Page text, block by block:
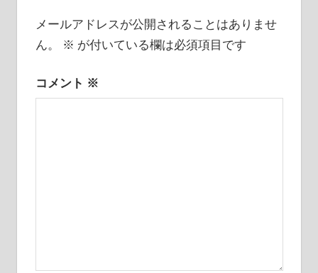
ゲ
ー
シ
ョ
メールアドレスが公開されることはありませ
ん。
※ が付いている欄は必須項目です
コメント ※